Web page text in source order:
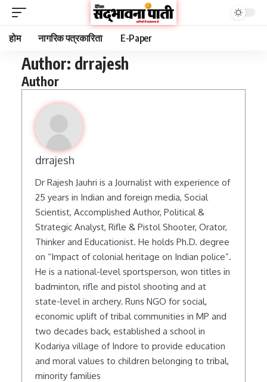
होम नागरिक पत्रकारिता E-Paper
Author: drrajesh
Author
drrajesh
Dr Rajesh Jauhri is a Journalist with experience of
25 years in Indian and foreign media, Social
Scientist, Accomplished Author, Political &
Strategic Analyst, Rifle & Pistol Shooter, Orator,
Thinker and Educationist. He holds Ph.D. degree
on “Impact of colonial heritage on Indian police”.
He is a national-level sportsperson, won titles in
badminton, rifle and pistol shooting and at
state-level in archery. Runs NGO for social,
economic uplift of tribal communities in MP and
two decades back, established a school in
Kodariya village of Indore to provide education
and moral values to children belonging to tribal,
minority families